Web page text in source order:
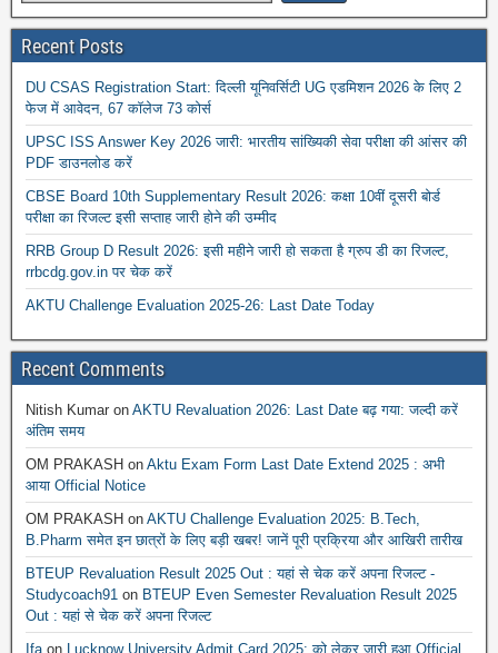
Recent Posts
DU CSAS Registration Start: दिल्ली यूनिवर्सिटी UG एडमिशन 2026 के लिए 2
फेज में आवेदन, 67 कॉलेज 73 कोर्स
UPSC ISS Answer Key 2026 जारी: भारतीय सांख्यिकी सेवा परीक्षा की आंसर की
PDF डाउनलोड करें
CBSE Board 10th Supplementary Result 2026: कक्षा 10वीं दूसरी बोर्ड
परीक्षा का रिजल्ट इसी सप्ताह जारी होने की उम्मीद
RRB Group D Result 2026: इसी महीने जारी हो सकता है ग्रुप डी का रिजल्ट,
rrbcdg.gov.in पर चेक करें
AKTU Challenge Evaluation 2025-26: Last Date Today
Recent Comments
Nitish Kumar on AKTU Revaluation 2026: Last Date बढ़ गया: जल्दी करें
अंतिम समय
OM PRAKASH on Aktu Exam Form Last Date Extend 2025 : अभी
आया Official Notice
OM PRAKASH on AKTU Challenge Evaluation 2025: B.Tech,
B.Pharm समेत इन छात्रों के लिए बड़ी खबर! जानें पूरी प्रक्रिया और आखिरी तारीख
BTEUP Revaluation Result 2025 Out : यहां से चेक करें अपना रिजल्ट -
Studycoach91 on BTEUP Even Semester Revaluation Result 2025
Out : यहां से चेक करें अपना रिजल्ट
Ifa on Lucknow University Admit Card 2025: को लेकर जारी हुआ Official